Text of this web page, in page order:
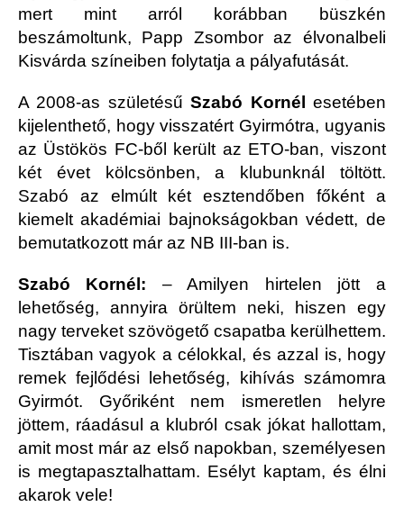
mert mint arról korábban büszkén
beszámoltunk, Papp Zsombor az élvonalbeli
Kisvárda színeiben folytatja a pályafutását.
A 2008-as születésűSzabó Kornél
esetében
kijelenthető, hogy visszatért Gyirmótra, ugyanis
az Üstökös FC-ből került az ETO-ban, viszont
két évet kölcsönben, a klubunknál töltött.
Szabó az elmúlt két esztendőben főként a
kiemelt akadémiai bajnokságokban védett, de
bemutatkozott már az NB III-ban is.
Szabó Kornél: – Amilyen hirtelen jött a
lehetőség, annyira örültem neki, hiszen egy
nagy terveket szövögető csapatba kerülhettem.
Tisztában vagyok a célokkal, és azzal is, hogy
remek fejlődési lehetőség, kihívás számomra
Gyirmót. Győriként nem ismeretlen helyre
jöttem, ráadásul a klubról csak jókat hallottam,
amit most már az első napokban, személyesen
is megtapasztalhattam. Esélyt kaptam, és élni
akarok vele!